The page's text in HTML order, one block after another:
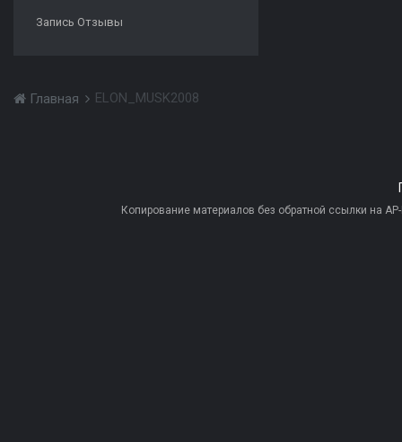
Запись Отзывы
Главная ELON_MUSK2008
Копирование материалов без обратной ссылки на